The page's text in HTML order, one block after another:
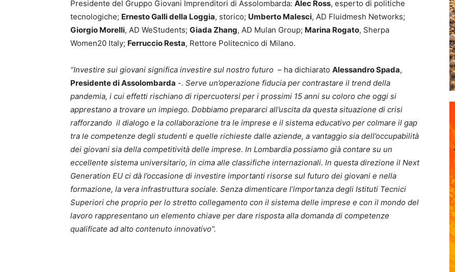
Presidente del Gruppo Giovani Imprenditori di Assolombarda: Alec Ross, esperto di politiche
tecnologiche; Ernesto Galli della Loggia, storico; Umberto Malesci, AD Fluidmesh Networks;
Giorgio Morelli, AD WeStudents; Giada Zhang, AD Mulan Group; Marina Rogato, Sherpa
Women20 Italy; Ferruccio Resta, Rettore Politecnico di Milano.
“Investire sui giovani significa investire sul nostro futuro – ha dichiarato Alessandro Spada,
Presidente di Assolombarda -. Serve un’operazione fiducia per contrastare il trend della
pandemia, i cui effetti rischiano di ripercuotersi per i prossimi 15 anni su coloro che oggi si
apprestano a trovare un impiego. Dobbiamo prepararci all’uscita da questa situazione di crisi
rafforzando il dialogo e la collaborazione tra le imprese e il sistema educativo per colmare il gap
tra le competenze degli studenti e quelle richieste dalle aziende, a vantaggio sia dell’occupabilità
dei giovani sia della competitività delle imprese. In Lombardia possiamo già contare su un
eccellente sistema universitario, in cima alle classifiche internazionali. In questa direzione il Next
Generation EU ci dà l’occasione di investire importanti risorse sul futuro dei giovani e nella
formazione, la vera infrastruttura sociale. Senza dimenticare l’importanza degli Istituti Tecnici
Superiori che proprio per lo stretto collegamento con il sistema delle imprese e con il mondo del
lavoro rappresentano un elemento chiave per dare risposta alla domanda di competenze
qualificate ad alto contenuto innovativo”.